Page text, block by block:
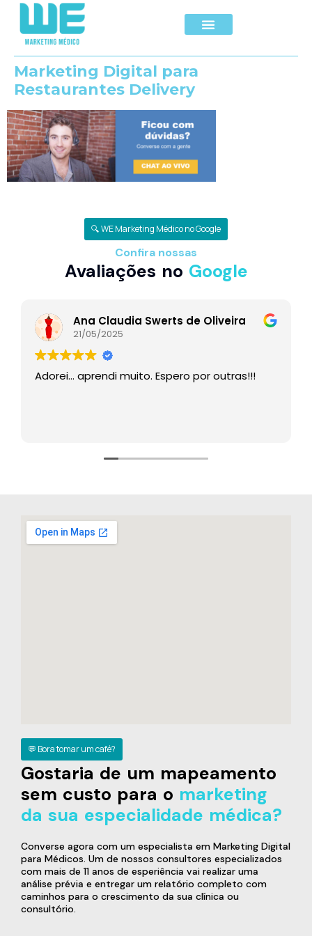
Marketing Digital para
Restaurantes Delivery
🔍 WE Marketing Médico no Google
Confira nossas
Avaliações no Google
Ana Claudia Swerts de Oliveira
21/05/2025
Adorei… aprendi muito. Espero por outras!!!
💬 Bora tomar um café?
Gostaria de um mapeamento
sem custo para o marketing
da sua especialidade médica?
Converse agora com um especialista em Marketing Digital
para Médicos. Um de nossos consultores especializados
com mais de 11 anos de esperiência vai realizar uma
análise prévia e entregar um relatório completo com
caminhos para o crescimento da sua clínica ou
consultório.